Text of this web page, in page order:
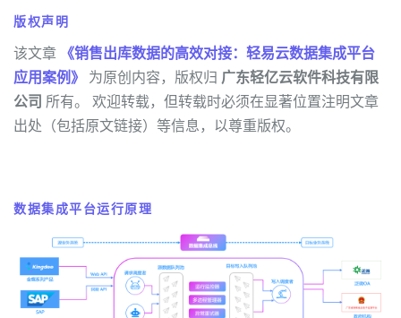
版权声明
该文章 《销售出库数据的高效对接：轻易云数据集成平台
应用案例》 为原创内容，版权归 广东轻亿云软件科技有限
公司 所有。 欢迎转载，但转载时必须在显著位置注明文章
出处（包括原文链接）等信息，以尊重版权。
数据集成平台运行原理